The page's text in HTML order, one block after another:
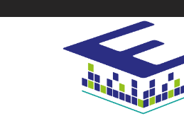
NAVIGATION